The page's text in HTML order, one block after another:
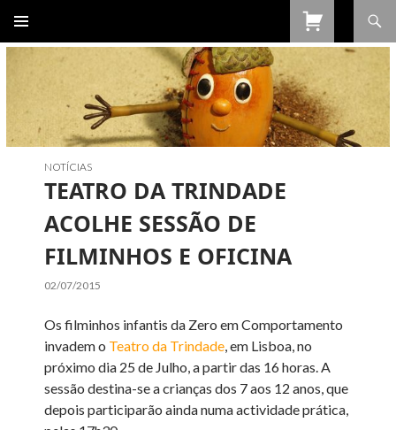
PARA
NOTÍCIAS
TEATRO DA TRINDADE
ACOLHE SESSÃO DE
FILMINHOS E OFICINA
02/07/2015
Os filminhos infantis da Zero em Comportamento
invadem o Teatro da Trindade, em Lisboa, no
próximo dia 25 de Julho, a partir das 16 horas. A
sessão destina-se a crianças dos 7 aos 12 anos, que
depois participarão ainda numa actividade prática,